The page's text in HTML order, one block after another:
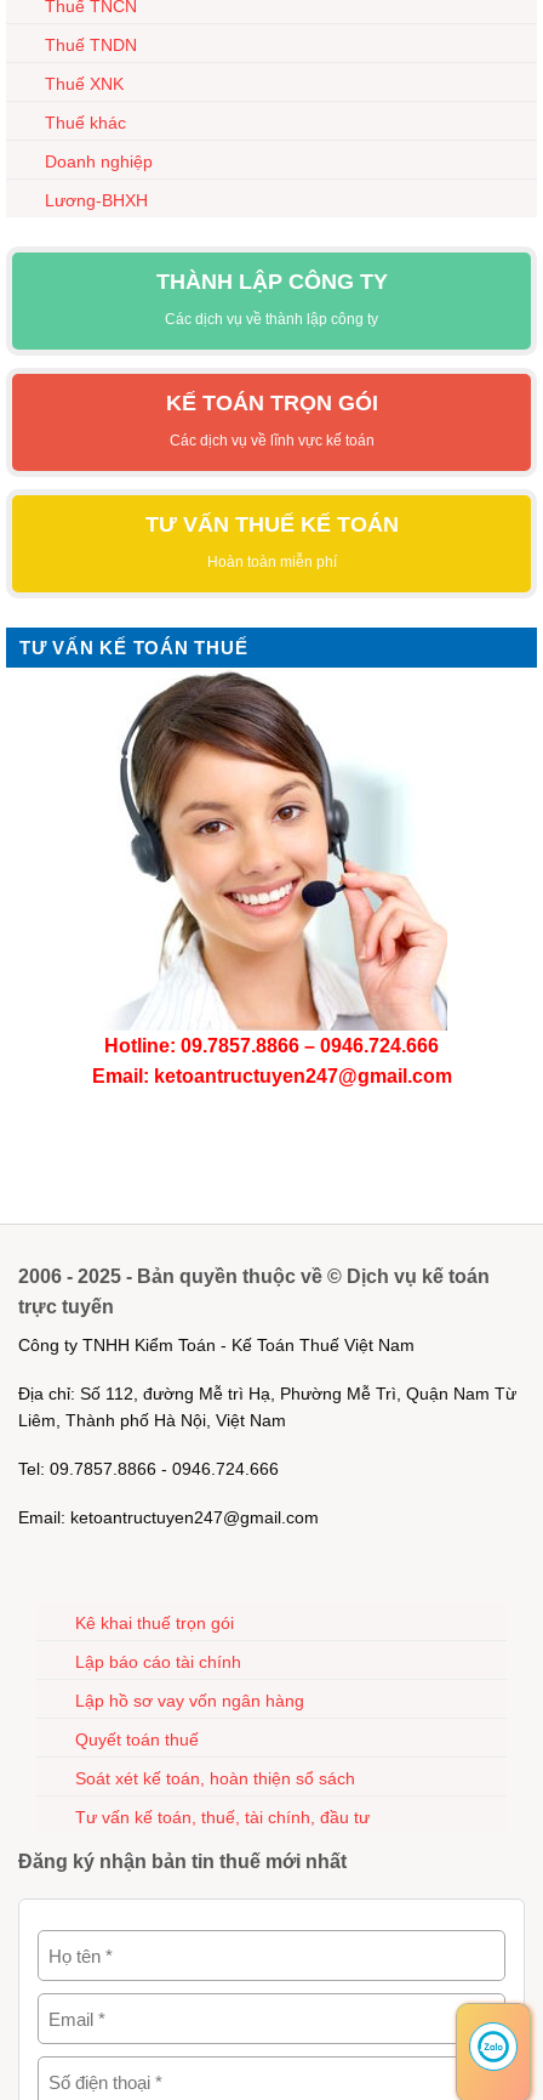
Thuế TNCN
Thuế TNDN
Thuế XNK
Thuế khác
Doanh nghiệp
Lương-BHXH
THÀNH LẬP CÔNG TY
Các dịch vụ về thành lập công ty
KẾ TOÁN TRỌN GÓI
Các dịch vụ về lĩnh vực kế toán
TƯ VẤN THUẾ KẾ TOÁN
Hoàn toàn miễn phí
TƯ VẤN KẾ TOÁN THUẾ
Hotline: 09.7857.8866 – 0946.724.666
Email: ketoantructuyen247@gmail.com
2006 - 2025 - Bản quyền thuộc về © Dịch vụ kế toán
trực tuyến
Công ty TNHH Kiểm Toán - Kế Toán Thuế Việt Nam
Địa chỉ: Số 112, đường Mễ trì Hạ, Phường Mễ Trì, Quận Nam Từ
Liêm, Thành phố Hà Nội, Việt Nam
Tel: 09.7857.8866 - 0946.724.666
Email: ketoantructuyen247@gmail.com
Kê khai thuế trọn gói
Lập báo cáo tài chính
Lập hồ sơ vay vốn ngân hàng
Quyết toán thuế
Soát xét kế toán, hoàn thiện sổ sách
Tư vấn kế toán, thuế, tài chính, đầu tư
Đăng ký nhận bản tin thuế mới nhất